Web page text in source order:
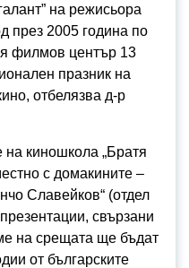
на режисьора
през 2005 година по
филмов център 13
празник на
отбелязва д-р
на киношкола „Братя
с домакините –
Славейков“ (отдел
свързани
на срещата ще бъдат
от българските